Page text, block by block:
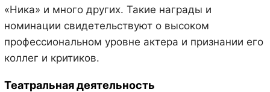
«Ника» и много других. Такие награды и
номинации свидетельствуют о высоком
профессиональном уровне актера и признании его
коллег и критиков.
Театральная деятельность